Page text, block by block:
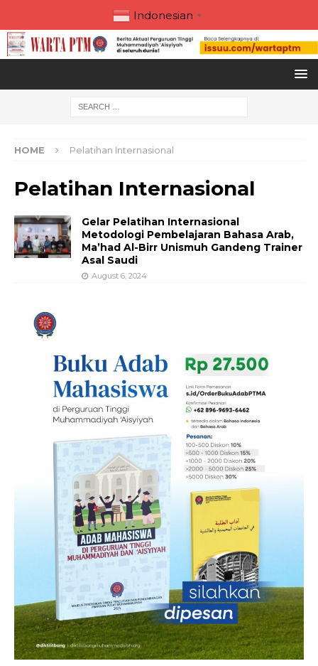
Indonesian ▼
HOME Pelatihan Internasional
Pelatihan Internasional
Gelar Pelatihan Internasional
Metodologi Pembelajaran Bahasa Arab,
Ma’had Al-Birr Unismuh Gandeng Trainer
Asal Saudi
August 6, 2024